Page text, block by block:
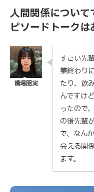
人間関係について
ピソードトークは
すごい先
業終わり
たり、飲
んですけ
ったので
の後先輩
で、なん
会える関
ます。